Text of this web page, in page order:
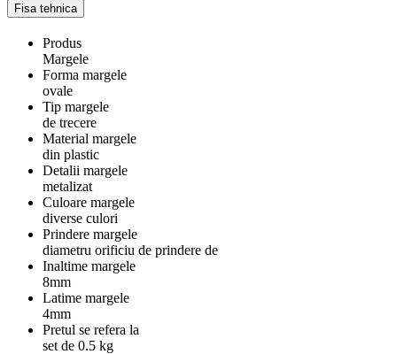
Fisa tehnica
Produs
Margele
Forma margele
ovale
Tip margele
de trecere
Material margele
din plastic
Detalii margele
metalizat
Culoare margele
diverse culori
Prindere margele
diametru orificiu de prindere de
Inaltime margele
8mm
Latime margele
4mm
Pretul se refera la
set de 0.5 kg